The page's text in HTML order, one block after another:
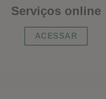
Serviços online
ACESSAR